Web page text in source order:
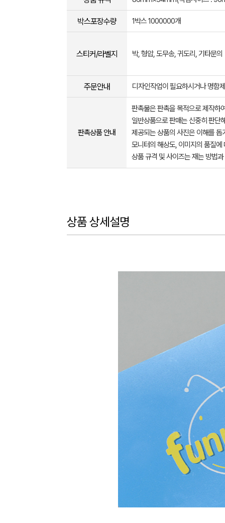
박스포장수량 1박스 1000000개
스티커/라벨지 박, 형압, 도무송, 귀도리, 기타문의
주문안내 디자인작업이 필요하시거나 명함
판촉상품 안내
판촉물은 판촉을 목적으로 제작하
일반상품으로 판매는 신중히 판단
제공되는 상품의 사진은 이해를
모니터의 해상도, 이미지의 품질
상품 규격 및 사이즈는 재는 방법
상품 상세설명